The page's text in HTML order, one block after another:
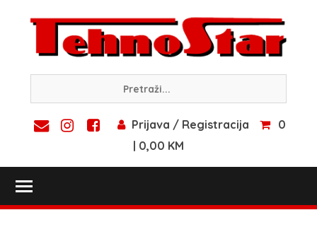
content
Prijava / Registracija
0
| 0,00 KM